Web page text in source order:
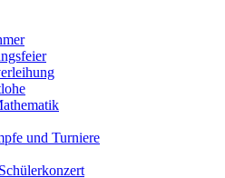
und Turniere